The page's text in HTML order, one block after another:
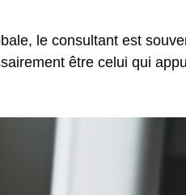
le consultant est
être celui qui